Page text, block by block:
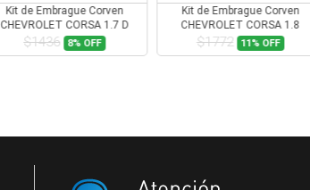
Kit de Embrague Corven
CHEVROLET CORSA 1.7 D
1995-1999
$1436 8% OFF
Kit de Embrague Corven
CHEVROLET CORSA 1.8
$1772 11% OFF